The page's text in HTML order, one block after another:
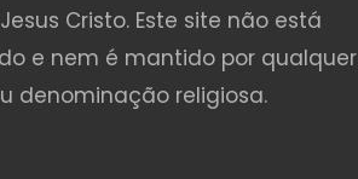
Cristo. Este site não está
e nem é mantido por qualquer
denominação religiosa.